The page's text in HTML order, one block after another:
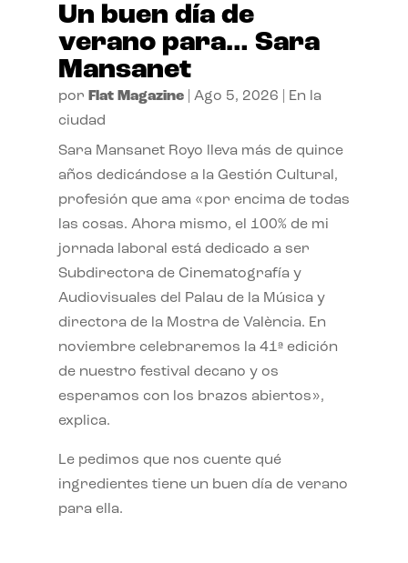
Un buen día de
verano para… Sara
Mansanet
por Flat Magazine| Ago 5, 2026
En la
ciudad
Sara Mansanet Royo lleva más de quince
años dedicándose a la Gestión Cultural,
profesión que ama «por encima de todas
las cosas. Ahora mismo, el 100% de mi
jornada laboral está dedicado a ser
Subdirectora de Cinematografía y
Audiovisuales del Palau de la Música y
directora de la Mostra de València. En
noviembre celebraremos la 41ª edición
de nuestro festival decano y os
esperamos con los brazos abiertos»,
explica.
Le pedimos que nos cuente qué
ingredientes tiene un buen día de verano
para ella.